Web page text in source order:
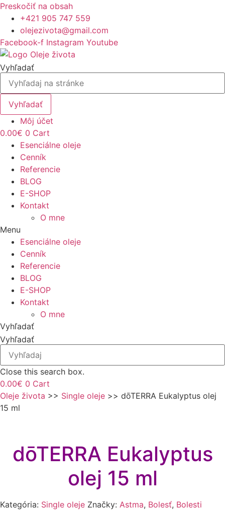
Preskočiť na obsah
+421 905 747 559
olejezivota@gmail.com
Facebook-f Instagram Youtube
Vyhľadať
Vyhľadať
Môj účet
0.00€ 0 Cart
Esenciálne oleje
Cenník
Referencie
BLOG
E-SHOP
Kontakt
O mne
Menu
Esenciálne oleje
Cenník
Referencie
BLOG
E-SHOP
Kontakt
O mne
Vyhľadať
Vyhľadať
Close this search box.
0.00€ 0 Cart
Oleje života >> Single oleje >> dōTERRA Eukalyptus olej
15 ml
dōTERRA Eukalyptus
olej 15 ml
Kategória: Single oleje Značky: Astma, Bolesť, Bolesti